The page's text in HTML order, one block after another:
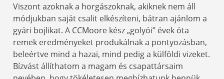
Viszont azoknak a horgászoknak, akiknek nem áll
módjukban saját csalit elkészíteni, bátran ajánlom a
gyári bojlikat. A CCMoore kész „golyói” évek óta
remek eredményeket produkálnak a pontyozásban,
beleértve mind a hazai, mind pedig a külföldi vizeket.
Bízvást állíthatom a magam és csapattársaim